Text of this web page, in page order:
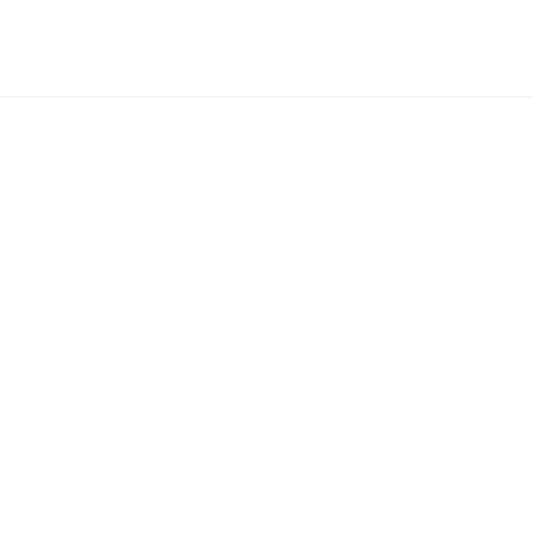
trong những sáng tạo mới mẻ của Maison Alhambra –
Thống nhất (UAE), trực thuộc Lattafa Perfumes
độc đáo trong từng mùi hương, thì Maison Alhambra lại